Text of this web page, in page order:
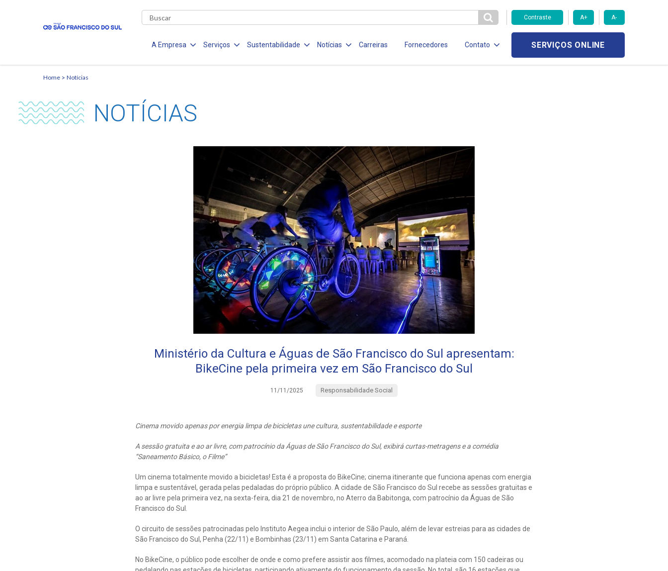
Contraste A+ A-
A Empresa Serviços Sustentabilidade Notícias Carreiras Fornecedores Contato SERVIÇOS ONLINE
Home Notícias
NOTÍCIAS
Ministério da Cultura e Águas de São Francisco do Sul apresentam:
BikeCine pela primeira vez em São Francisco do Sul
11/11/2025 Responsabilidade Social
Cinema movido apenas por energia limpa de bicicletas une cultura, sustentabilidade e esporte
A sessão gratuita e ao ar livre, com patrocínio da Águas de São Francisco do Sul, exibirá curtas-metragens e a comédia
“Saneamento Básico, o Filme”
Um cinema totalmente movido a bicicletas! Esta é a proposta do BikeCine; cinema itinerante que funciona apenas com energia
limpa e sustentável, gerada pelas pedaladas do próprio público. A cidade de São Francisco do Sul recebe as sessões gratuitas e
ao ar livre pela primeira vez, na sexta-feira, dia 21 de novembro, no Aterro da Babitonga, com patrocínio da Águas de São
Francisco do Sul.
O circuito de sessões patrocinadas pelo Instituto Aegea inclui o interior de São Paulo, além de levar estreias para as cidades de
São Francisco do Sul, Penha (22/11) e Bombinhas (23/11) em Santa Catarina e Paraná.
No BikeCine, o público pode escolher de onde e como prefere assistir aos filmes, acomodado na plateia com 150 cadeiras ou